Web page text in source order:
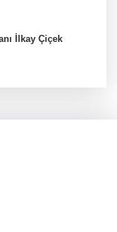
İlkay Çiçek
MASAK para
incitecek